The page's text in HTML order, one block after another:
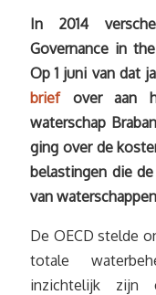
In 2014
Governance in
Op 1 juni van dat
briefover aan
waterschap
ging over de
belastingen die
van
De OECD stelde
totale
inzichtelijk zijn